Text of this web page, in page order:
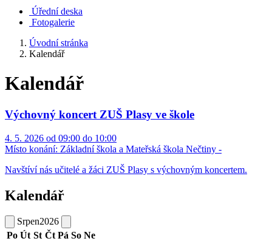
Úřední deska
Fotogalerie
Úvodní stránka
Kalendář
Kalendář
Výchovný koncert ZUŠ Plasy ve škole
4. 5. 2026 od 09:00 do 10:00
Místo konání: Základní škola a Mateřská škola Nečtiny -
Navštíví nás učitelé a žáci ZUŠ Plasy s výchovným koncertem.
Kalendář
Srpen2026
Po Út St Čt Pá So Ne